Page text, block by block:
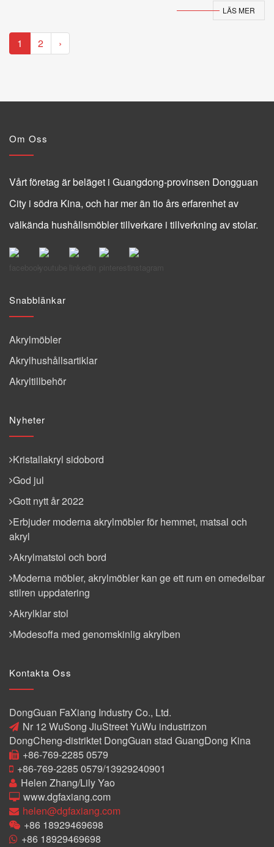
LÄS MER
1 2 ›
Om Oss
Vårt företag är beläget i Guangdong-provinsen Dongguan
City i södra Kina, och har mer än tio års erfarenhet av
välkända hushållsmöbler tillverkare i tillverkning av stolar.
Snabblänkar
Akrylmöbler
Akrylhushållsartiklar
Akryltillbehör
Nyheter
Kristallakryl sidobord
God jul
Gott nytt år 2022
Erbjuder moderna akrylmöbler för hemmet, matsal och
akryl
Akrylmatstol och bord
Moderna möbler, akrylmöbler kan ge ett rum en omedelbar
stilren uppdatering
Akrylklar stol
Modesoffa med genomskinlig akrylben
Kontakta Oss
DongGuan FaXiang Industry Co., Ltd.
Nr 12 WuSong JiuStreet YuWu industrizon
DongCheng-distriktet DongGuan stad GuangDong Kina
+86-769-2285 0579
+86-769-2285 0579/13929240901
Helen Zhang/Lily Yao
www.dgfaxiang.com
helen@dgfaxiang.com
+86 18929469698
+86 18929469698